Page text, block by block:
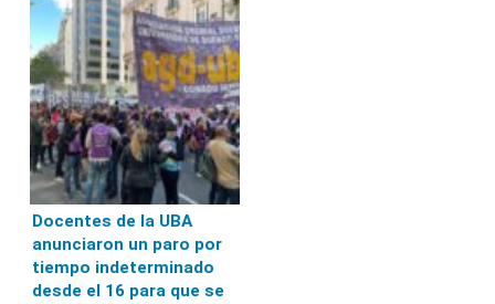
Docentes de la UBA
anunciaron un paro por
tiempo indeterminado
desde el 16 para que se